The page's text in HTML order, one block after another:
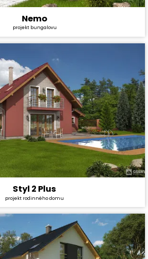
4+1
Nemo
projekt bungalovu
5+1
160,2 m²
Styl 2 Plus
projekt rodinného domu